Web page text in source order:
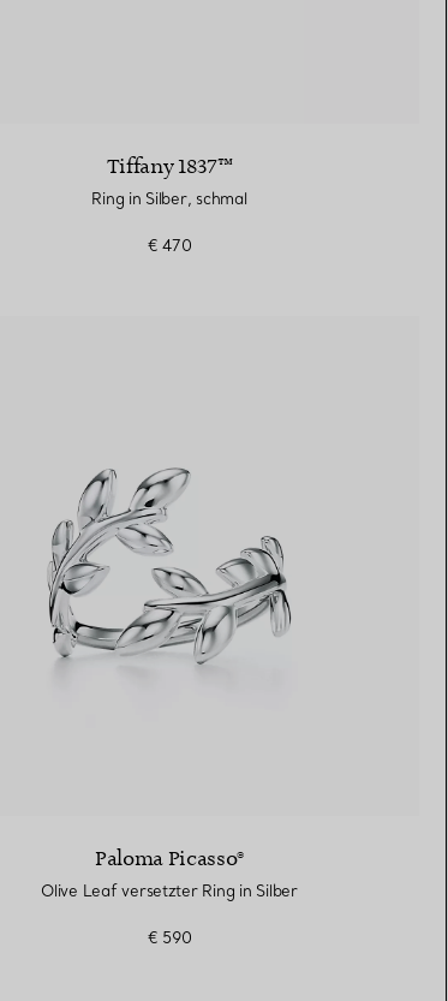
Tiffany 1837™
Ring in Silber, schmal
€ 470
Paloma Picasso®
Olive Leaf versetzter Ring in Silber
€ 590